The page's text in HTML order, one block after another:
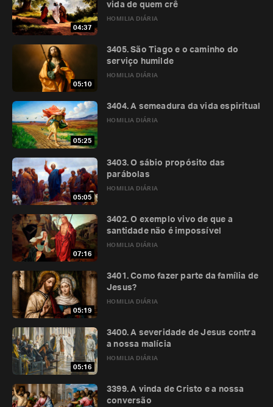
04:37
HOMILIA DIÁRIA
vida de quem crê
05:10
HOMILIA DIÁRIA
3405. São Tiago e o caminho do
serviço humilde
05:25
HOMILIA DIÁRIA
3404. A semeadura da vida espiritual
05:05
HOMILIA DIÁRIA
3403. O sábio propósito das
parábolas
07:16
HOMILIA DIÁRIA
3402. O exemplo vivo de que a
santidade não é impossível
05:19
HOMILIA DIÁRIA
3401. Como fazer parte da família de
Jesus?
05:16
HOMILIA DIÁRIA
3400. A severidade de Jesus contra
a nossa malícia
3399. A vinda de Cristo e a nossa
conversão